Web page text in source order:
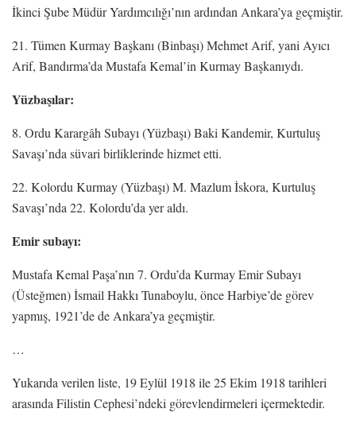
İkinci Şube Müdür Yardımcılığı’nın ardından Ankara’ya geçmiştir.
21. Tümen Kurmay Başkanı (Binbaşı) Mehmet Arif, yani Ayıcı
Arif, Bandırma’da Mustafa Kemal’in Kurmay Başkanıydı.
Yüzbaşılar:
8. Ordu Karargâh Subayı (Yüzbaşı) Baki Kandemir, Kurtuluş
Savaşı’nda süvari birliklerinde hizmet etti.
22. Kolordu Kurmay (Yüzbaşı) M. Mazlum İskora, Kurtuluş
Savaşı’nda 22. Kolordu’da yer aldı.
Emir subayı:
Mustafa Kemal Paşa’nın 7. Ordu’da Kurmay Emir Subayı
(Üsteğmen) İsmail Hakkı Tunaboylu, önce Harbiye’de görev
yapmış, 1921’de de Ankara’ya geçmiştir.
…
Yukarıda verilen liste, 19 Eylül 1918 ile 25 Ekim 1918 tarihleri
arasında Filistin Cephesi’ndeki görevlendirmeleri içermektedir.